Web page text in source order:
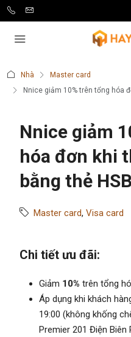
Nhà
Master card
Nnice giảm 10% trên tổng hóa
Nnice giảm
hóa đơn khi
bằng thẻ
Master card, Visa card
Chi tiết ưu đãi:
Giảm 10% trên tổng
Áp dụng khi khách
19:00 (không khống
Premier 201 Điện Biên